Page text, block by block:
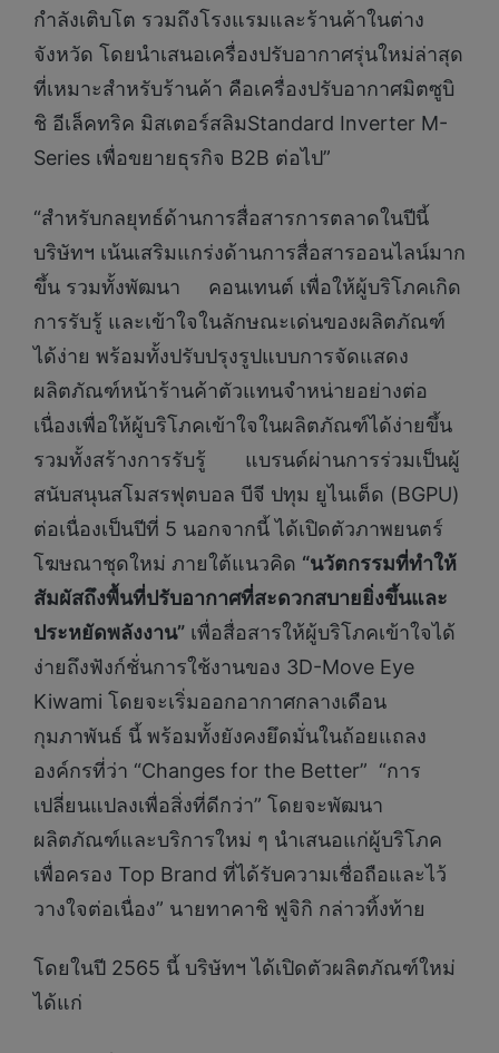
กำลังเติบโต รวมถึงโรงแรมและร้านค้าในต่าง
จังหวัด โดยนำเสนอเครื่องปรับอากาศรุ่นใหม่ล่าสุด
ที่เหมาะสำหรับร้านค้า คือเครื่องปรับอากาศมิตซูบิ
ชิ อีเล็คทริค มิสเตอร์สลิมStandard Inverter M-
Series เพื่อขยายธุรกิจ B2B ต่อไป”
“สำหรับกลยุทธ์ด้านการสื่อสารการตลาดในปีนี้
บริษัทฯ เน้นเสริมแกร่งด้านการสื่อสารออนไลน์มาก
ขึ้น รวมทั้งพัฒนา คอนเทนต์ เพื่อให้ผู้บริโภคเกิด
การรับรู้ และเข้าใจในลักษณะเด่นของผลิตภัณฑ์
ได้ง่าย พร้อมทั้งปรับปรุงรูปแบบการจัดแสดง
ผลิตภัณฑ์หน้าร้านค้าตัวแทนจำหน่ายอย่างต่อ
เนื่องเพื่อให้ผู้บริโภคเข้าใจในผลิตภัณฑ์ได้ง่ายขึ้น
รวมทั้งสร้างการรับรู้ แบรนด์ผ่านการร่วมเป็นผู้
สนับสนุนสโมสรฟุตบอล บีจี ปทุม ยูไนเต็ด (BGPU)
ต่อเนื่องเป็นปีที่ 5 นอกจากนี้ ได้เปิดตัวภาพยนตร์
โฆษณาชุดใหม่ ภายใต้แนวคิด “นวัตกรรมที่ทำให้
สัมผัสถึงพื้นที่ปรับอากาศที่สะดวกสบายยิ่งขึ้นและ
ประหยัดพลังงาน” เพื่อสื่อสารให้ผู้บริโภคเข้าใจได้
ง่ายถึงฟังก์ชั่นการใช้งานของ 3D-Move Eye
Kiwami โดยจะเริ่มออกอากาศกลางเดือน
กุมภาพันธ์ นี้ พร้อมทั้งยังคงยึดมั่นในถ้อยแถลง
องค์กรที่ว่า “Changes for the Better” “การ
เปลี่ยนแปลงเพื่อสิ่งที่ดีกว่า” โดยจะพัฒนา
ผลิตภัณฑ์และบริการใหม่ ๆ นำเสนอแก่ผู้บริโภค
เพื่อครอง Top Brand ที่ได้รับความเชื่อถือและไว้
วางใจต่อเนื่อง” นายทาคาชิ ฟูจิกิ กล่าวทิ้งท้าย
โดยในปี 2565 นี้ บริษัทฯ ได้เปิดตัวผลิตภัณฑ์ใหม่
ได้แก่